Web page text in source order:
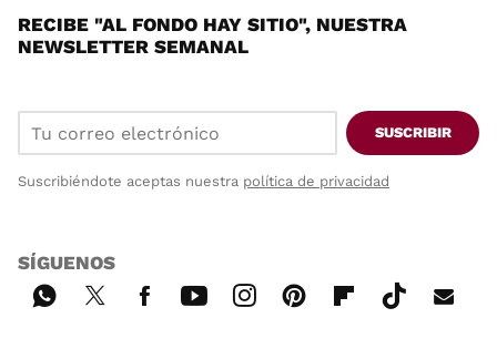
RECIBE "AL FONDO HAY SITIO", NUESTRA
NEWSLETTER SEMANAL
SUSCRIBIR
Suscribiéndote aceptas nuestra política de privacidad
SÍGUENOS